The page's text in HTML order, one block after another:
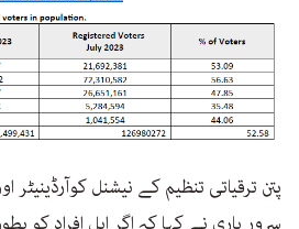
پتن ترقیاتی تنظیم کے نیشنل کوآرڈینیٹر